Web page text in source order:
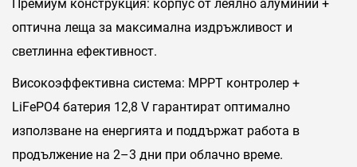
Премиум конструкция: корпус от леялно алуминий +
оптична леща за максимална издръжливост и
светлинна ефективност.
Високоэффективна система: MPPT контролер +
LiFePO4 батерия 12,8 V гарантират оптимално
използване на енергията и поддържат работа в
продължение на 2–3 дни при облачно време.